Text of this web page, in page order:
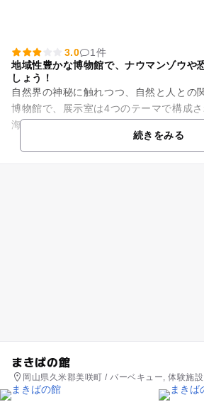
3.0
1件
地域性豊かな博物館で、ナウマンゾウや
しょう！
自然界の神秘に触れつつ、自然と人との
博物館で、展示室は4つのテーマで構成
海、高梁川流域、倉敷に生息した生きも
ていくのは、自然界を探検す...続きをみる
まきばの館
岡山県久米郡美咲町 / バーベキュー, 体験施設
合公園, ホテル・旅館